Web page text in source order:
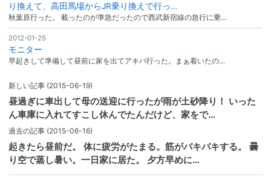
り換えて、高田馬場からJR乗り換えで行っ…
秋葉原行った。 載ったのが準急だったので西武新宿線の急行に乗…
2012-01-25
モニター
早起きして準備して昼前に家を出てアキバ行った。まぁ着いたの…
新しい記事 (2015-06-19)
昼過ぎに車出して母の送迎に行ったが雨が土砂降り！ いった
ん車庫に入れてすこし休んでたんだけど、家をで…
過去の記事 (2015-06-16)
起きたら昼前だ。 体に疲労がたまる。筋がバキバキする。 曇
り空で蒸し暑い。一日家に居た。 夕方早めに…